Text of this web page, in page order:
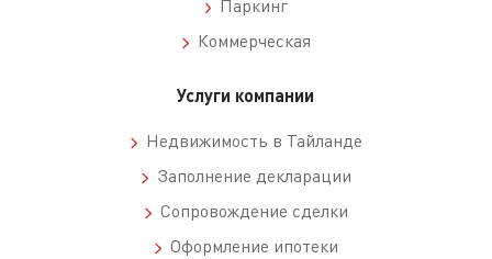
Паркинг
Коммерческая
Услуги компании
Недвижимость в Тайланде
Заполнение декларации
Сопровождение сделки
Оформление ипотеки